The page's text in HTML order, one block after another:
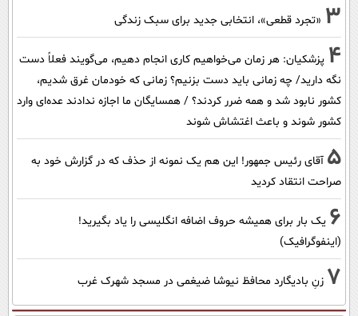
3 «تجرد قطعی»، انتخابی جدید برای سبک زندگی
4 پزشکیان: هر زمان می‌خواهیم کاری انجام دهیم، می‌گویند فعلاً دست
نگه دارید/ چه زمانی باید دست بزنیم؟ زمانی که خودمان غرق شدیم،
کشور نابود شد و همه ضرر کردند؟ / همسایگان ما اجازه ندادند عده‌ای وارد
کشور شوند و باعث اغتشاش شوند
5 آقای رئیس جمهور! این هم یک نمونه از حذف که در گزارش خود به
صراحت انتقاد کردید
6 یک بار برای همیشه حروف اضافه انگلیسی را یاد بگیرید!
(اینفوگرافیک)
7 زنِ بادیگارد محافظ نیوشا ضیغمی در مسجد شهرک غرب